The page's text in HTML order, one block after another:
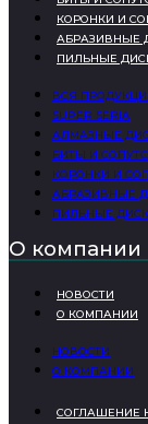
КОРОНКИ И
АБРАЗИВНЫЕ
ПИЛЬНЫЕ
ВСЯ
SUPER SERIA
АЛМАЗНЫЕ
БИТЫ И
КОРОНКИ И
АБРАЗИВНЫЕ
ПИЛЬНЫЕ
О компании
НОВОСТИ
О КОМПАНИИ
НОВОСТИ
О КОМПАНИИ
СОГЛАШЕНИЕ